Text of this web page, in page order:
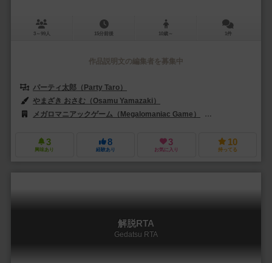
3～99人 15分前後 10歳～ 1件
作品説明文の編集者を募集中
パーティ太郎（Party Taro）
やまざき おさむ（Osamu Yamazaki）
メガロマニアックゲーム（Megalomaniac Game）
3
興味あり
8
経験あり
3
お気に入り
10
持ってる
解脱RTA
Gedatsu RTA